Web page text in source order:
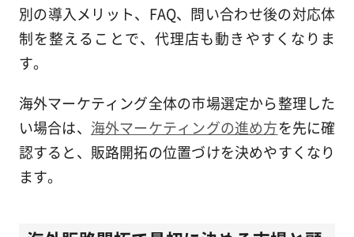
別の導入メリット、FAQ、問い合わせ後の対応体
制を整えることで、代理店も動きやすくなりま
す。
海外マーケティング全体の市場選定から整理した
い場合は、 海外マーケティングの進め方を先に確
認すると、販路開拓の位置づけを決めやすくなり
ます。